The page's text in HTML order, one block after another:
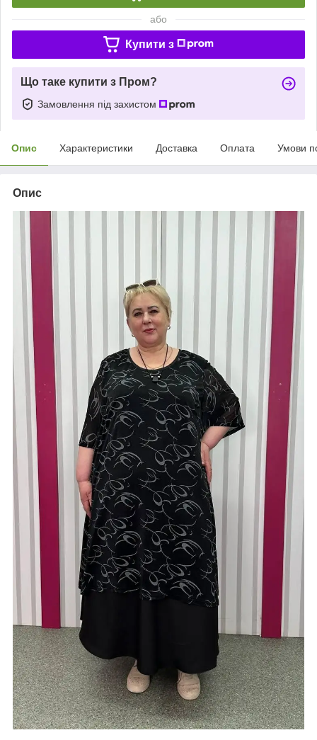
або
Купити з
Що таке купити з Пром?
Замовлення під захистом
Опис Характеристики Доставка Оплата Умови
Опис